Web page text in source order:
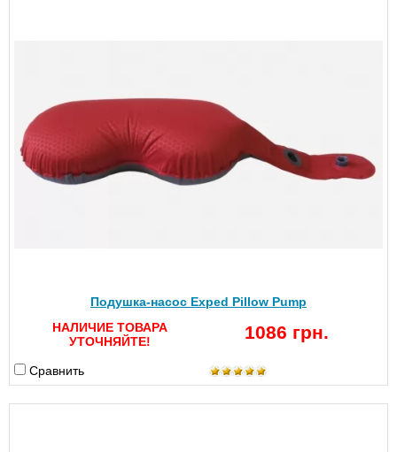
Подушка-насос Exped Pillow Pump
НАЛИЧИЕ ТОВАРА
УТОЧНЯЙТЕ!
1086 грн.
Сравнить